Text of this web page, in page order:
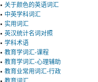
关于颜色的英语词汇
中英学科词汇
实用词汇
英汉统计名词对照
学科术语
教育学词汇-课程
教育学词汇-心理辅助
教育业常用词汇-行政